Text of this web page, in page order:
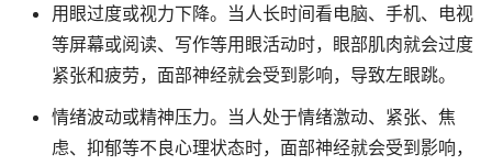
用眼过度或视力下降。当人长时间看电脑、手机、电视
等屏幕或阅读、写作等用眼活动时，眼部肌肉就会过度
紧张和疲劳，面部神经就会受到影响，导致左眼跳。
情绪波动或精神压力。当人处于情绪激动、紧张、焦
虑、抑郁等不良心理状态时，面部神经就会受到影响，